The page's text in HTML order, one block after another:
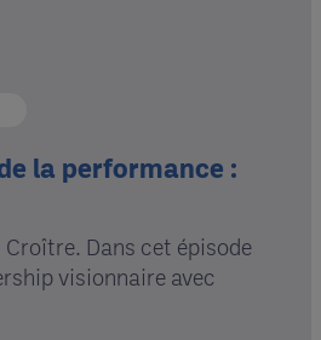
la performance :
Croître. Dans cet épisode
visionnaire avec